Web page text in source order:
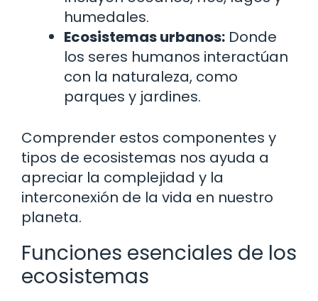
humedales.
Ecosistemas urbanos: Donde
los seres humanos interactúan
con la naturaleza, como
parques y jardines.
Comprender estos componentes y
tipos de ecosistemas nos ayuda a
apreciar la complejidad y la
interconexión de la vida en nuestro
planeta.
Funciones esenciales de los
ecosistemas